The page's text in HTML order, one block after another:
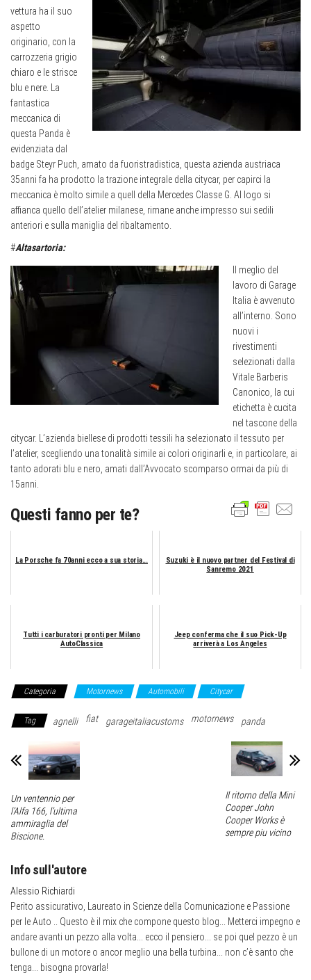
vettura ha il suo
aspetto
originario, con la
carrozzeria grigio
chiaro e le strisce
blu e nere. La
fantastica
meccanica di
questa Panda è
evidenziata dal
badge Steyr Puch, amato da fuoristradistica, questa azienda austriaca
35anni fa ha prodotto la trazione integrale della citycar, per capirci la
meccanica è molto simile a quell della Mercedes Classe G. Al logo si
affianca quello dell’atelier milanese, rimane anche impresso sui sedili
anteriori e sulla maniglia del ribaltamento.
#Altasartoria:
Il meglio del
lavoro di Garage
Italia è avvenuto
all’interno. Sono
nuovi i
rivestimenti
selezionati dalla
Vitale Barberis
Canonico, la cui
etichetta è cucita
nel tascone della
citycar. L’azienda biellese di prodotti tessili ha selezionato il tessuto per
l’atelier, scegliendo una tonalità simile ai colori originarli e, in particolare, ai
tanto adorati blu e nero, amati dall’Avvocato scomparso ormai da più di
15anni.
Questi fanno per te?
La Porsche fa 70anni ecco a sua storia...
Suzuki è il nuovo partner del Festival di
Sanremo 2021
Tutti i carburatori pronti per Milano
AutoClassica
Jeep conferma che il suo Pick-Up
arriverà a Los Angeles
Categoria Motornews Automobili Citycar
Tag agnelli fiat garageitaliacustoms motornews panda
Un ventennio per
l’Alfa 166, l’ultima
ammiraglia del
Biscione.
Il ritorno della Mini
Cooper John
Cooper Works è
sempre piu vicino
Info sull'autore
Alessio Richiardi
Perito assicurativo, Laureato in Scienze della Comunicazione e Passione
per le Auto .. Questo è il mix che compone questo blog... Metterci impegno e
andare avanti un pezzo alla volta... ecco il pensiero... se poi quel pezzo è un
bullone di un motore o ancor meglio una bella turbina... non c’è santo che
tenga... bisogna provarla!